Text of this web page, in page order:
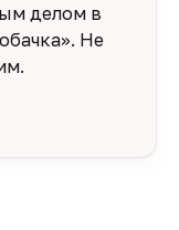
делом в
Не